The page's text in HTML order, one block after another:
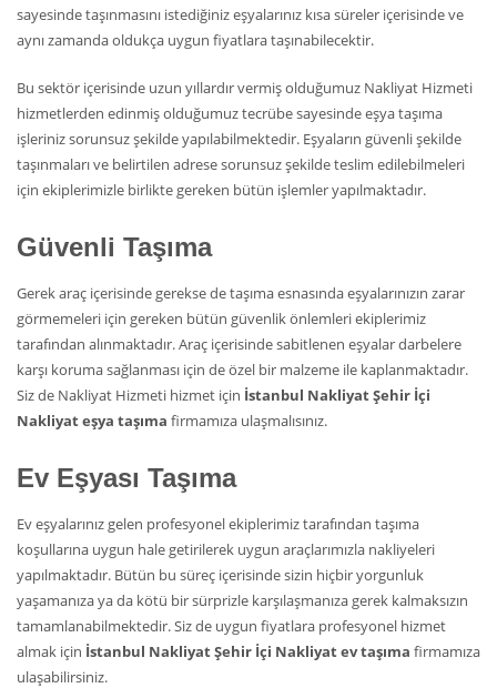
sayesinde taşınmasını istediğiniz eşyalarınız kısa süreler içerisinde ve
aynı zamanda oldukça uygun fiyatlara taşınabilecektir.
Bu sektör içerisinde uzun yıllardır vermiş olduğumuz Nakliyat Hizmeti
hizmetlerden edinmiş olduğumuz tecrübe sayesinde eşya taşıma
işleriniz sorunsuz şekilde yapılabilmektedir. Eşyaların güvenli şekilde
taşınmaları ve belirtilen adrese sorunsuz şekilde teslim edilebilmeleri
için ekiplerimizle birlikte gereken bütün işlemler yapılmaktadır.
Güvenli Taşıma
Gerek araç içerisinde gerekse de taşıma esnasında eşyalarınızın zarar
görmemeleri için gereken bütün güvenlik önlemleri ekiplerimiz
tarafından alınmaktadır. Araç içerisinde sabitlenen eşyalar darbelere
karşı koruma sağlanması için de özel bir malzeme ile kaplanmaktadır.
Siz de Nakliyat Hizmeti hizmet için İstanbul Nakliyat Şehir İçi
Nakliyat eşya taşıma firmamıza ulaşmalısınız.
Ev Eşyası Taşıma
Ev eşyalarınız gelen profesyonel ekiplerimiz tarafından taşıma
koşullarına uygun hale getirilerek uygun araçlarımızla nakliyeleri
yapılmaktadır. Bütün bu süreç içerisinde sizin hiçbir yorgunluk
yaşamanıza ya da kötü bir sürprizle karşılaşmanıza gerek kalmaksızın
tamamlanabilmektedir. Siz de uygun fiyatlara profesyonel hizmet
almak için İstanbul Nakliyat Şehir İçi Nakliyat ev taşıma firmamıza
ulaşabilirsiniz.